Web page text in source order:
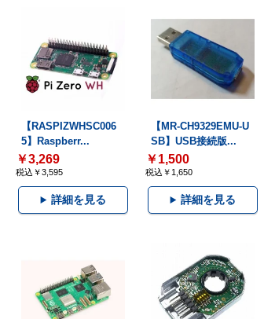
【RASPIZWHSC006
5】Raspberr...
￥3,269
税込￥3,595
詳細を見る
【MR-CH9329EMU-U
SB】USB接続版...
￥1,500
税込￥1,650
詳細を見る